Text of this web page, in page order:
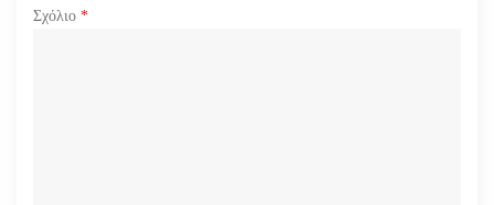
θ
Σχόλιο *